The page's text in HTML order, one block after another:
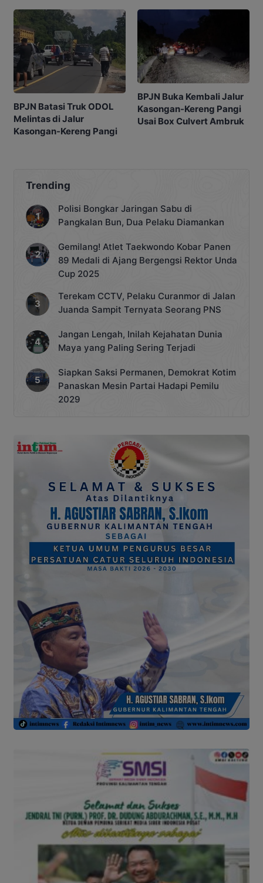
BPJN Batasi Truk ODOL
Melintas di Jalur
Kasongan-Kereng Pangi
BPJN Buka Kembali Jalur
Kasongan-Kereng Pangi
Usai Box Culvert Ambruk
Trending
Polisi Bongkar Jaringan Sabu di
Pangkalan Bun, Dua Pelaku Diamankan
Gemilang! Atlet Taekwondo Kobar Panen
89 Medali di Ajang Bergengsi Rektor Unda
Cup 2025
Terekam CCTV, Pelaku Curanmor di Jalan
Juanda Sampit Ternyata Seorang PNS
Jangan Lengah, Inilah Kejahatan Dunia
Maya yang Paling Sering Terjadi
Siapkan Saksi Permanen, Demokrat Kotim
Panaskan Mesin Partai Hadapi Pemilu
2029